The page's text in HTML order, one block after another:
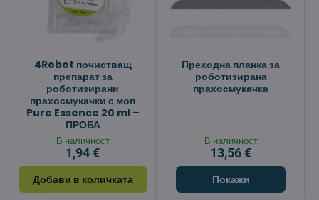
4Robot почистващ
препарат за
роботизирани
прахосмукачки с моп
Pure Essence 20 ml –
ПРОБА
В наличност
1,94 €
Добави в количката
Преходна планка за
роботизирана
прахосмукачка
В наличност
13,56 €
Покажи